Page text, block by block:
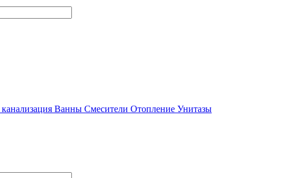
Ванны Смесители Отопление Унитазы